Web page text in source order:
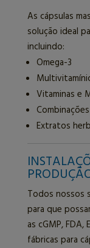
As cápsulas
solução ideal
incluindo:
Omega-3
Vitaminas e
Extratos
Todos nossos
para que
as cGMP,
fábricas para